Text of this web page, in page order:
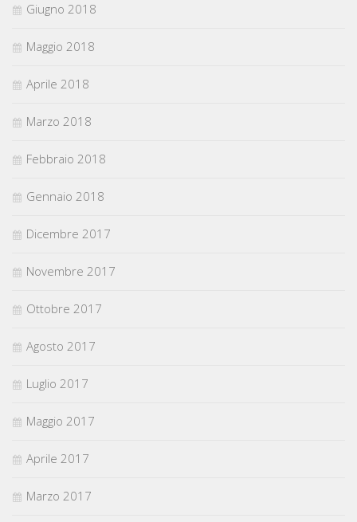
Giugno 2018
Maggio 2018
Aprile 2018
Marzo 2018
Febbraio 2018
Gennaio 2018
Dicembre 2017
Novembre 2017
Ottobre 2017
Agosto 2017
Luglio 2017
Maggio 2017
Aprile 2017
Marzo 2017